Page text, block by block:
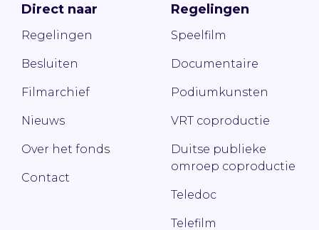
Direct naar
Regelingen
Besluiten
Filmarchief
Nieuws
Over het fonds
Contact
Regelingen
Speelfilm
Documentaire
Podiumkunsten
VRT coproductie
Duitse publieke
omroep coproductie
Teledoc
Telefilm